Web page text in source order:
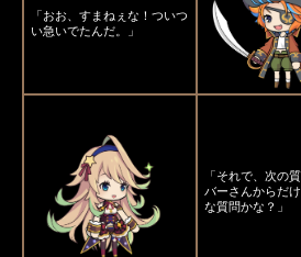
「おお、すまねぇな！ついつ
い急いでたんだ。」
「それで、次の
バーさんからだ
な質問かな？」